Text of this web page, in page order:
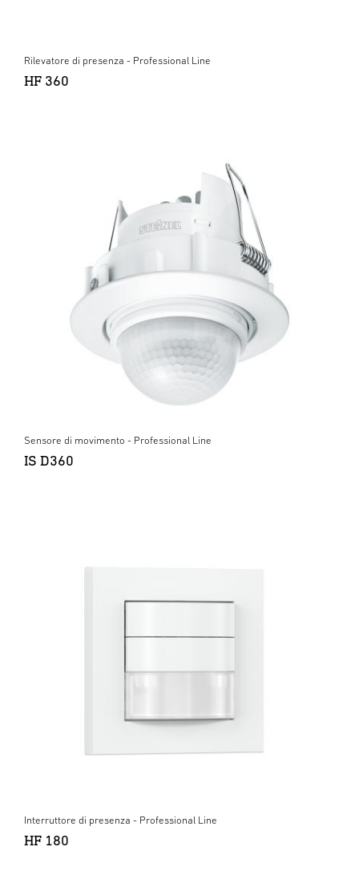
Rilevatore di presenza - Professional Line
HF 360
Sensore di movimento - Professional Line
IS D360
Interruttore di presenza - Professional Line
HF 180